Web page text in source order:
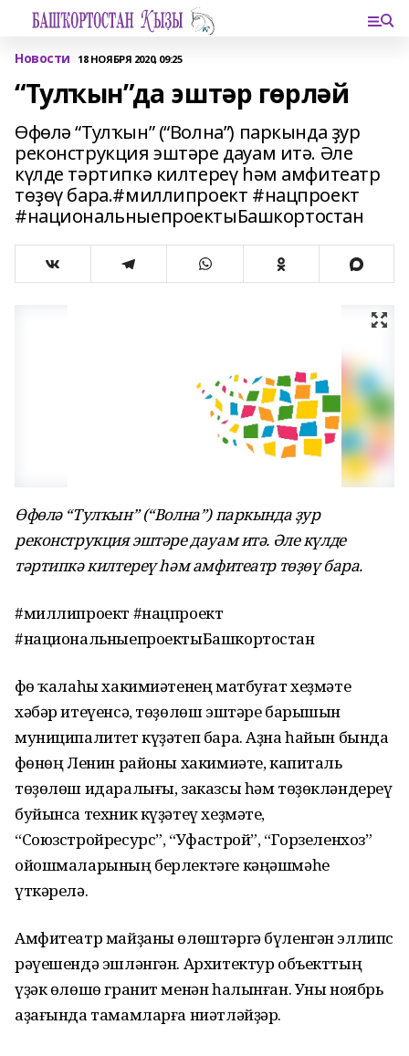
Новости 18 НОЯБРЯ 2020, 09:25
“Тулҡын”да эштәр гөрләй
Өфөлә “Тулҡын” (“Волна”) паркында ҙур
реконструкция эштәре дауам итә. Әле
күлде тәртипкә килтереү һәм амфитеатр
төҙөү бара.#миллипроект #нацпроект
#национальныепроектыБашкортостан
Өфөлә “Тулҡын” (“Волна”) паркында ҙур
реконструкция эштәре дауам итә. Әле күлде
тәртипкә килтереү һәм амфитеатр төҙөү бара.
#миллипроект #нацпроект
#национальныепроектыБашкортостан
Өфө ҡалаһы хакимиәтенең матбуғат хеҙмәте
хәбәр итеүенсә, төҙөлөш эштәре барышын
муниципалитет күҙәтеп бара. Аҙна һайын бында
Өфөнөң Ленин районы хакимиәте, капиталь
төҙөлөш идаралығы, заказсы һәм төҙөкләндереү
буйынса техник күҙәтеү хеҙмәте,
“Союзстройресурс”, “Уфастрой”, “Горзеленхоз”
ойошмаларының берлектәге кәңәшмәһе
үткәрелә.
Амфитеатр майҙаны өлөштәргә бүленгән эллипс
рәүешендә эшләнгән. Архитектур объекттың
үҙәк өлөшө гранит менән һалынған. Уны ноябрь
аҙағында тамамларға ниәтләйҙәр.